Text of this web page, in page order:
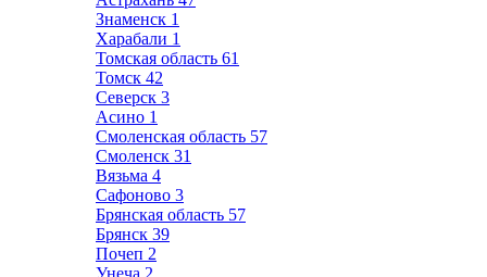
Знаменск 1
Харабали 1
Томская область 61
Томск 42
Северск 3
Асино 1
Смоленская область 57
Смоленск 31
Вязьма 4
Сафоново 3
Брянская область 57
Брянск 39
Почеп 2
Унеча 2